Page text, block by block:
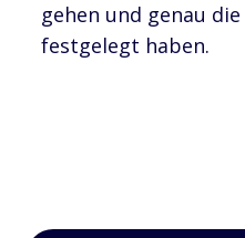
gehen und genau
festgelegt haben.